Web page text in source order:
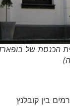
הכנסת של בופארד
בין קובלנץ